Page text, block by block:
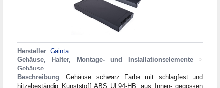
Hersteller: Gainta
Gehäuse, Halter, Montage- und Installationselemente
>
Gehäuse
Beschreibung: Gehäuse schwarz Farbe mit schlagfest und
hitzebeständig Kunststoff ABS UL94-HB, aus Innen- gegossen